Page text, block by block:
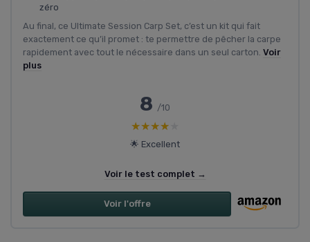
zéro
Au final, ce Ultimate Session Carp Set, c’est un kit qui fait
exactement ce qu’il promet : te permettre de pêcher la carpe
rapidement avec tout le nécessaire dans un seul carton. Voir
plus
8 /10
★★★★★
★★★★★
🌟 Excellent
Voir le test complet →
Voir l'offre